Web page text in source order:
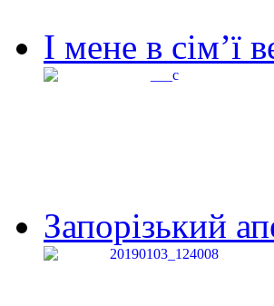
І мене в сім’ї
Запорізький